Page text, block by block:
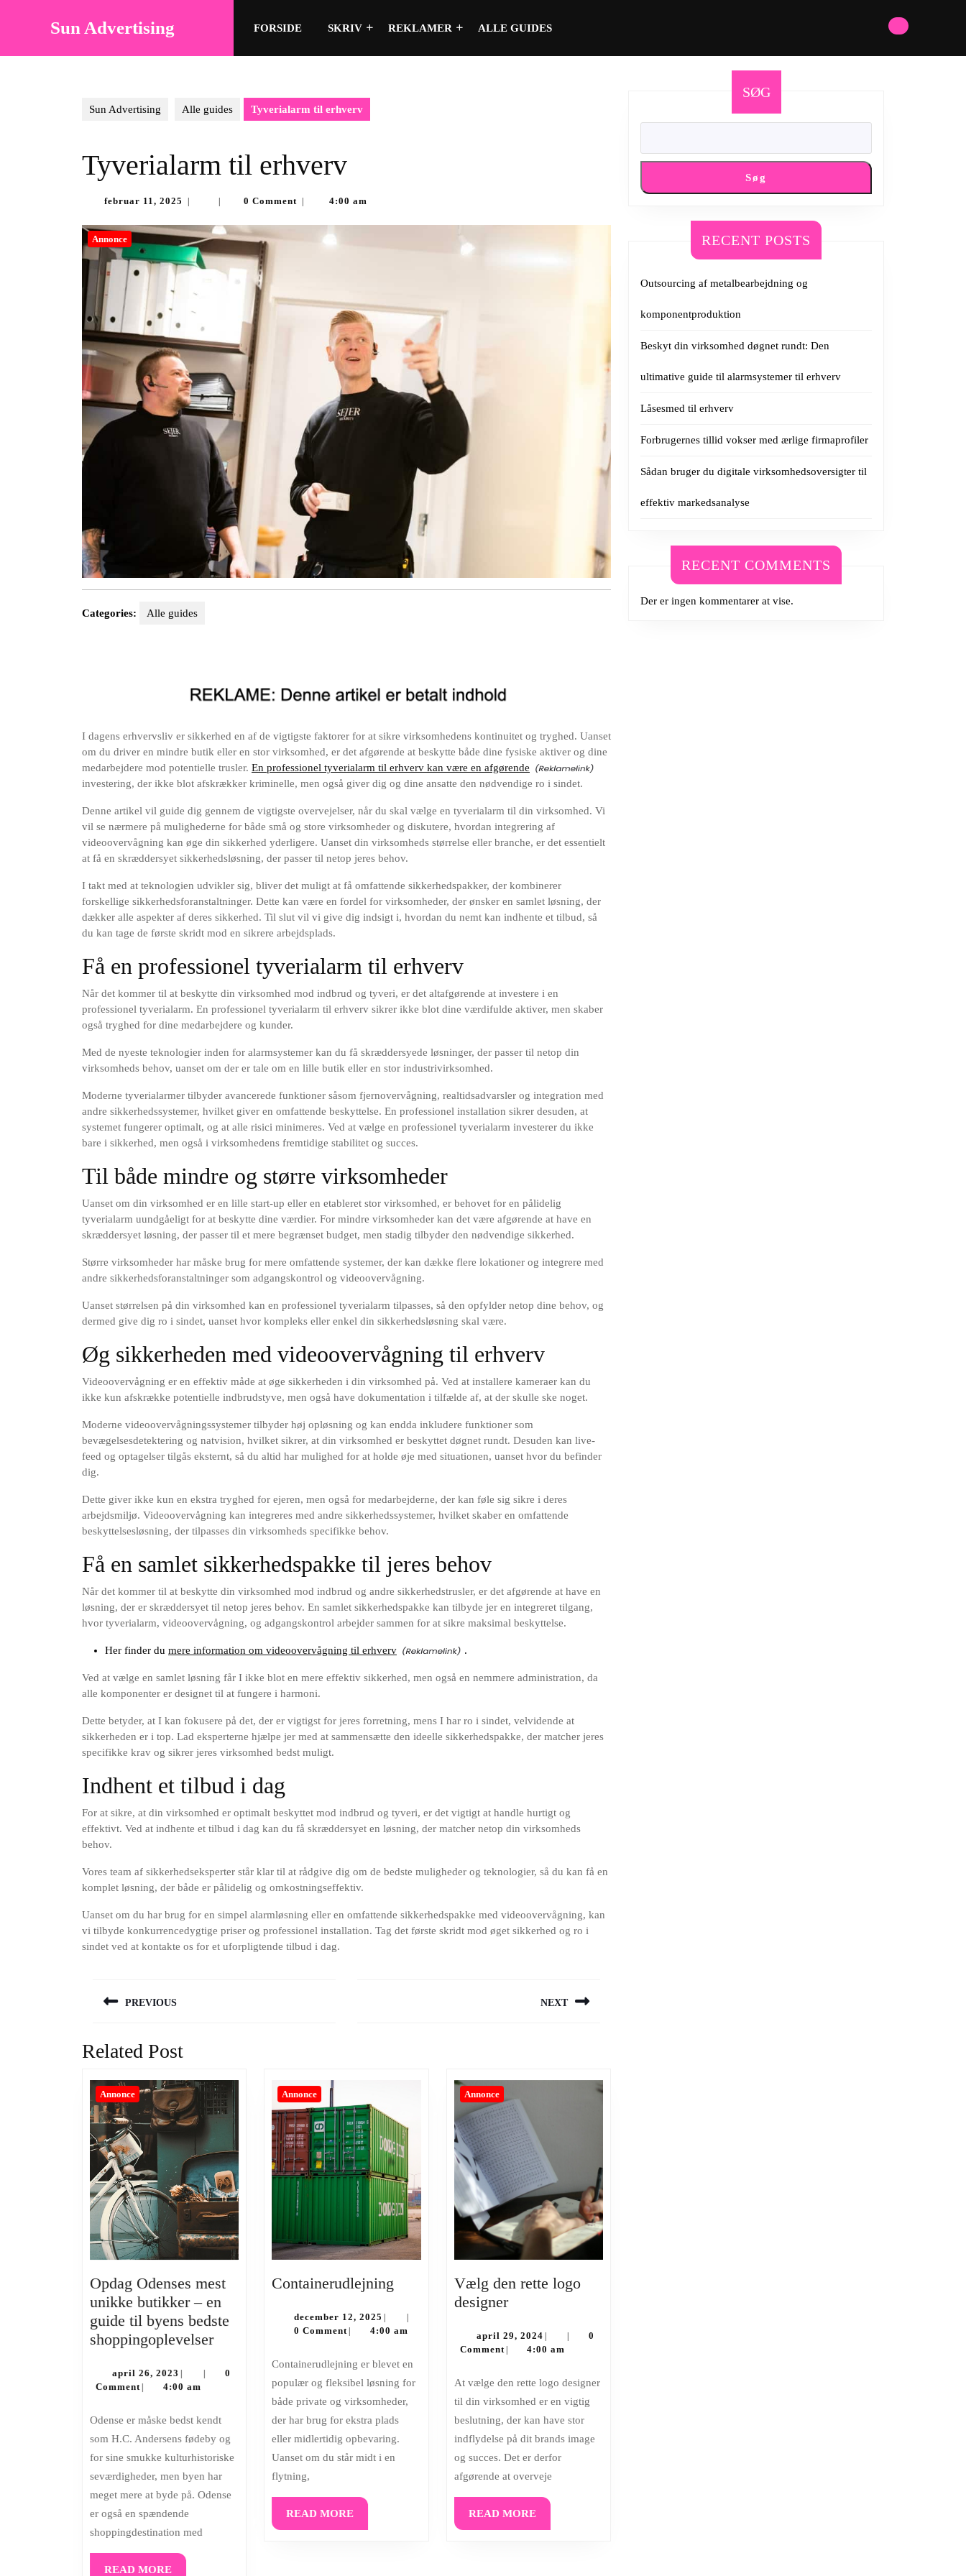
Sun Advertising FORSIDE SKRIV REKLAMER ALLE GUIDES
Sun Advertising Alle guides Tyverialarm til erhverv
Tyverialarm til erhverv
februar 11, 2025 februar
2025
0 Comment 4:00 am
Annonce
Categories: Alle guides
I dagens erhvervsliv er sikkerhed en af de vigtigste faktorer for at sikre virksomhedens kontinuitet og tryghed. Uanset
om du driver en mindre butik eller en stor virksomhed, er det afgørende at beskytte både dine fysiske aktiver og dine
medarbejdere mod potentielle trusler. En professionel tyverialarm til erhverv kan være en afgørende
investering, der ikke blot afskrækker kriminelle, men også giver dig og dine ansatte den nødvendige ro i sindet.
Denne artikel vil guide dig gennem de vigtigste overvejelser, når du skal vælge en tyverialarm til din virksomhed. Vi
vil se nærmere på mulighederne for både små og store virksomheder og diskutere, hvordan integrering af
videoovervågning kan øge din sikkerhed yderligere. Uanset din virksomheds størrelse eller branche, er det essentielt
at få en skræddersyet sikkerhedsløsning, der passer til netop jeres behov.
I takt med at teknologien udvikler sig, bliver det muligt at få omfattende sikkerhedspakker, der kombinerer
forskellige sikkerhedsforanstaltninger. Dette kan være en fordel for virksomheder, der ønsker en samlet løsning, der
dækker alle aspekter af deres sikkerhed. Til slut vil vi give dig indsigt i, hvordan du nemt kan indhente et tilbud, så
du kan tage de første skridt mod en sikrere arbejdsplads.
Få en professionel tyverialarm til erhverv
Når det kommer til at beskytte din virksomhed mod indbrud og tyveri, er det altafgørende at investere i en
professionel tyverialarm. En professionel tyverialarm til erhverv sikrer ikke blot dine værdifulde aktiver, men skaber
også tryghed for dine medarbejdere og kunder.
Med de nyeste teknologier inden for alarmsystemer kan du få skræddersyede løsninger, der passer til netop din
virksomheds behov, uanset om der er tale om en lille butik eller en stor industrivirksomhed.
Moderne tyverialarmer tilbyder avancerede funktioner såsom fjernovervågning, realtidsadvarsler og integration med
andre sikkerhedssystemer, hvilket giver en omfattende beskyttelse. En professionel installation sikrer desuden, at
systemet fungerer optimalt, og at alle risici minimeres. Ved at vælge en professionel tyverialarm investerer du ikke
bare i sikkerhed, men også i virksomhedens fremtidige stabilitet og succes.
Til både mindre og større virksomheder
Uanset om din virksomhed er en lille start-up eller en etableret stor virksomhed, er behovet for en pålidelig
tyverialarm uundgåeligt for at beskytte dine værdier. For mindre virksomheder kan det være afgørende at have en
skræddersyet løsning, der passer til et mere begrænset budget, men stadig tilbyder den nødvendige sikkerhed.
Større virksomheder har måske brug for mere omfattende systemer, der kan dække flere lokationer og integrere med
andre sikkerhedsforanstaltninger som adgangskontrol og videoovervågning.
Uanset størrelsen på din virksomhed kan en professionel tyverialarm tilpasses, så den opfylder netop dine behov, og
dermed give dig ro i sindet, uanset hvor kompleks eller enkel din sikkerhedsløsning skal være.
Øg sikkerheden med videoovervågning til erhverv
Videoovervågning er en effektiv måde at øge sikkerheden i din virksomhed på. Ved at installere kameraer kan du
ikke kun afskrække potentielle indbrudstyve, men også have dokumentation i tilfælde af, at der skulle ske noget.
Moderne videoovervågningssystemer tilbyder høj opløsning og kan endda inkludere funktioner som
bevægelsesdetektering og natvision, hvilket sikrer, at din virksomhed er beskyttet døgnet rundt. Desuden kan live-
feed og optagelser tilgås eksternt, så du altid har mulighed for at holde øje med situationen, uanset hvor du befinder
dig.
Dette giver ikke kun en ekstra tryghed for ejeren, men også for medarbejderne, der kan føle sig sikre i deres
arbejdsmiljø. Videoovervågning kan integreres med andre sikkerhedssystemer, hvilket skaber en omfattende
beskyttelsesløsning, der tilpasses din virksomheds specifikke behov.
Få en samlet sikkerhedspakke til jeres behov
Når det kommer til at beskytte din virksomhed mod indbrud og andre sikkerhedstrusler, er det afgørende at have en
løsning, der er skræddersyet til netop jeres behov. En samlet sikkerhedspakke kan tilbyde jer en integreret tilgang,
hvor tyverialarm, videoovervågning, og adgangskontrol arbejder sammen for at sikre maksimal beskyttelse.
Her finder du mere information om videoovervågning til erhverv .
Ved at vælge en samlet løsning får I ikke blot en mere effektiv sikkerhed, men også en nemmere administration, da
alle komponenter er designet til at fungere i harmoni.
Dette betyder, at I kan fokusere på det, der er vigtigst for jeres forretning, mens I har ro i sindet, velvidende at
sikkerheden er i top. Lad eksperterne hjælpe jer med at sammensætte den ideelle sikkerhedspakke, der matcher jeres
specifikke krav og sikrer jeres virksomhed bedst muligt.
Indhent et tilbud i dag
For at sikre, at din virksomhed er optimalt beskyttet mod indbrud og tyveri, er det vigtigt at handle hurtigt og
effektivt. Ved at indhente et tilbud i dag kan du få skræddersyet en løsning, der matcher netop din virksomheds
behov.
Vores team af sikkerhedseksperter står klar til at rådgive dig om de bedste muligheder og teknologier, så du kan få en
komplet løsning, der både er pålidelig og omkostningseffektiv.
Uanset om du har brug for en simpel alarmløsning eller en omfattende sikkerhedspakke med videoovervågning, kan
vi tilbyde konkurrencedygtige priser og professionel installation. Tag det første skridt mod øget sikkerhed og ro i
sindet ved at kontakte os for et uforpligtende tilbud i dag.
PREVIOUS
post:
NEXT
Related Post
Annonce
Opdag Odenses mest
unikke butikker – en
guide til byens bedste
shoppingoplevelserOpdag
mest
butikker
en
april 26, 2023 april
26,
0
Comment
4:00 am
Odense er måske bedst kendt
som H.C. Andersens fødeby og
for sine smukke kulturhistoriske
seværdigheder, men byen har
meget mere at byde på. Odense
er også en spændende
shoppingdestination med
READ MOREREAD
Annonce
Containerudlejning Containerudlejning
december 12, 2025 december
12,
0 Comment 4:00 am
Containerudlejning er blevet en
populær og fleksibel løsning for
både private og virksomheder,
der har brug for ekstra plads
eller midlertidig opbevaring.
Uanset om du står midt i en
flytning,
READ MOREREAD
MORE
Annonce
Vælg den rette logo
designerVælg
rette
logo
designer
april 29, 2024april
29,
0
Comment
4:00 am
At vælge den rette logo designer
til din virksomhed er en vigtig
beslutning, der kan have stor
indflydelse på dit brands image
og succes. Det er derfor
afgørende at overveje
READ MOREREAD
MORE
SØG
Søg
RECENT POSTS
Outsourcing af metalbearbejdning og
komponentproduktion
Beskyt din virksomhed døgnet rundt: Den
ultimative guide til alarmsystemer til erhverv
Låsesmed til erhverv
Forbrugernes tillid vokser med ærlige firmaprofiler
Sådan bruger du digitale virksomhedsoversigter til
effektiv markedsanalyse
RECENT COMMENTS
Der er ingen kommentarer at vise.